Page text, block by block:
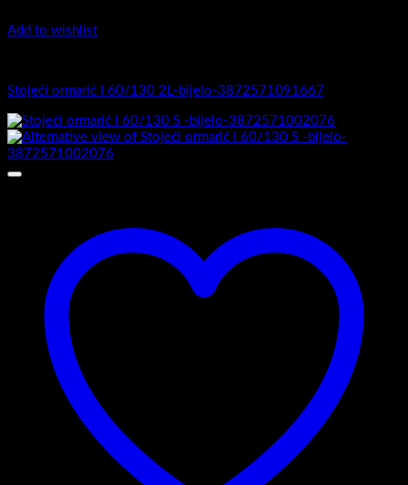
Add to wishlist
Stojeći ormarić I 60/130 2L-bijelo-3872571091667